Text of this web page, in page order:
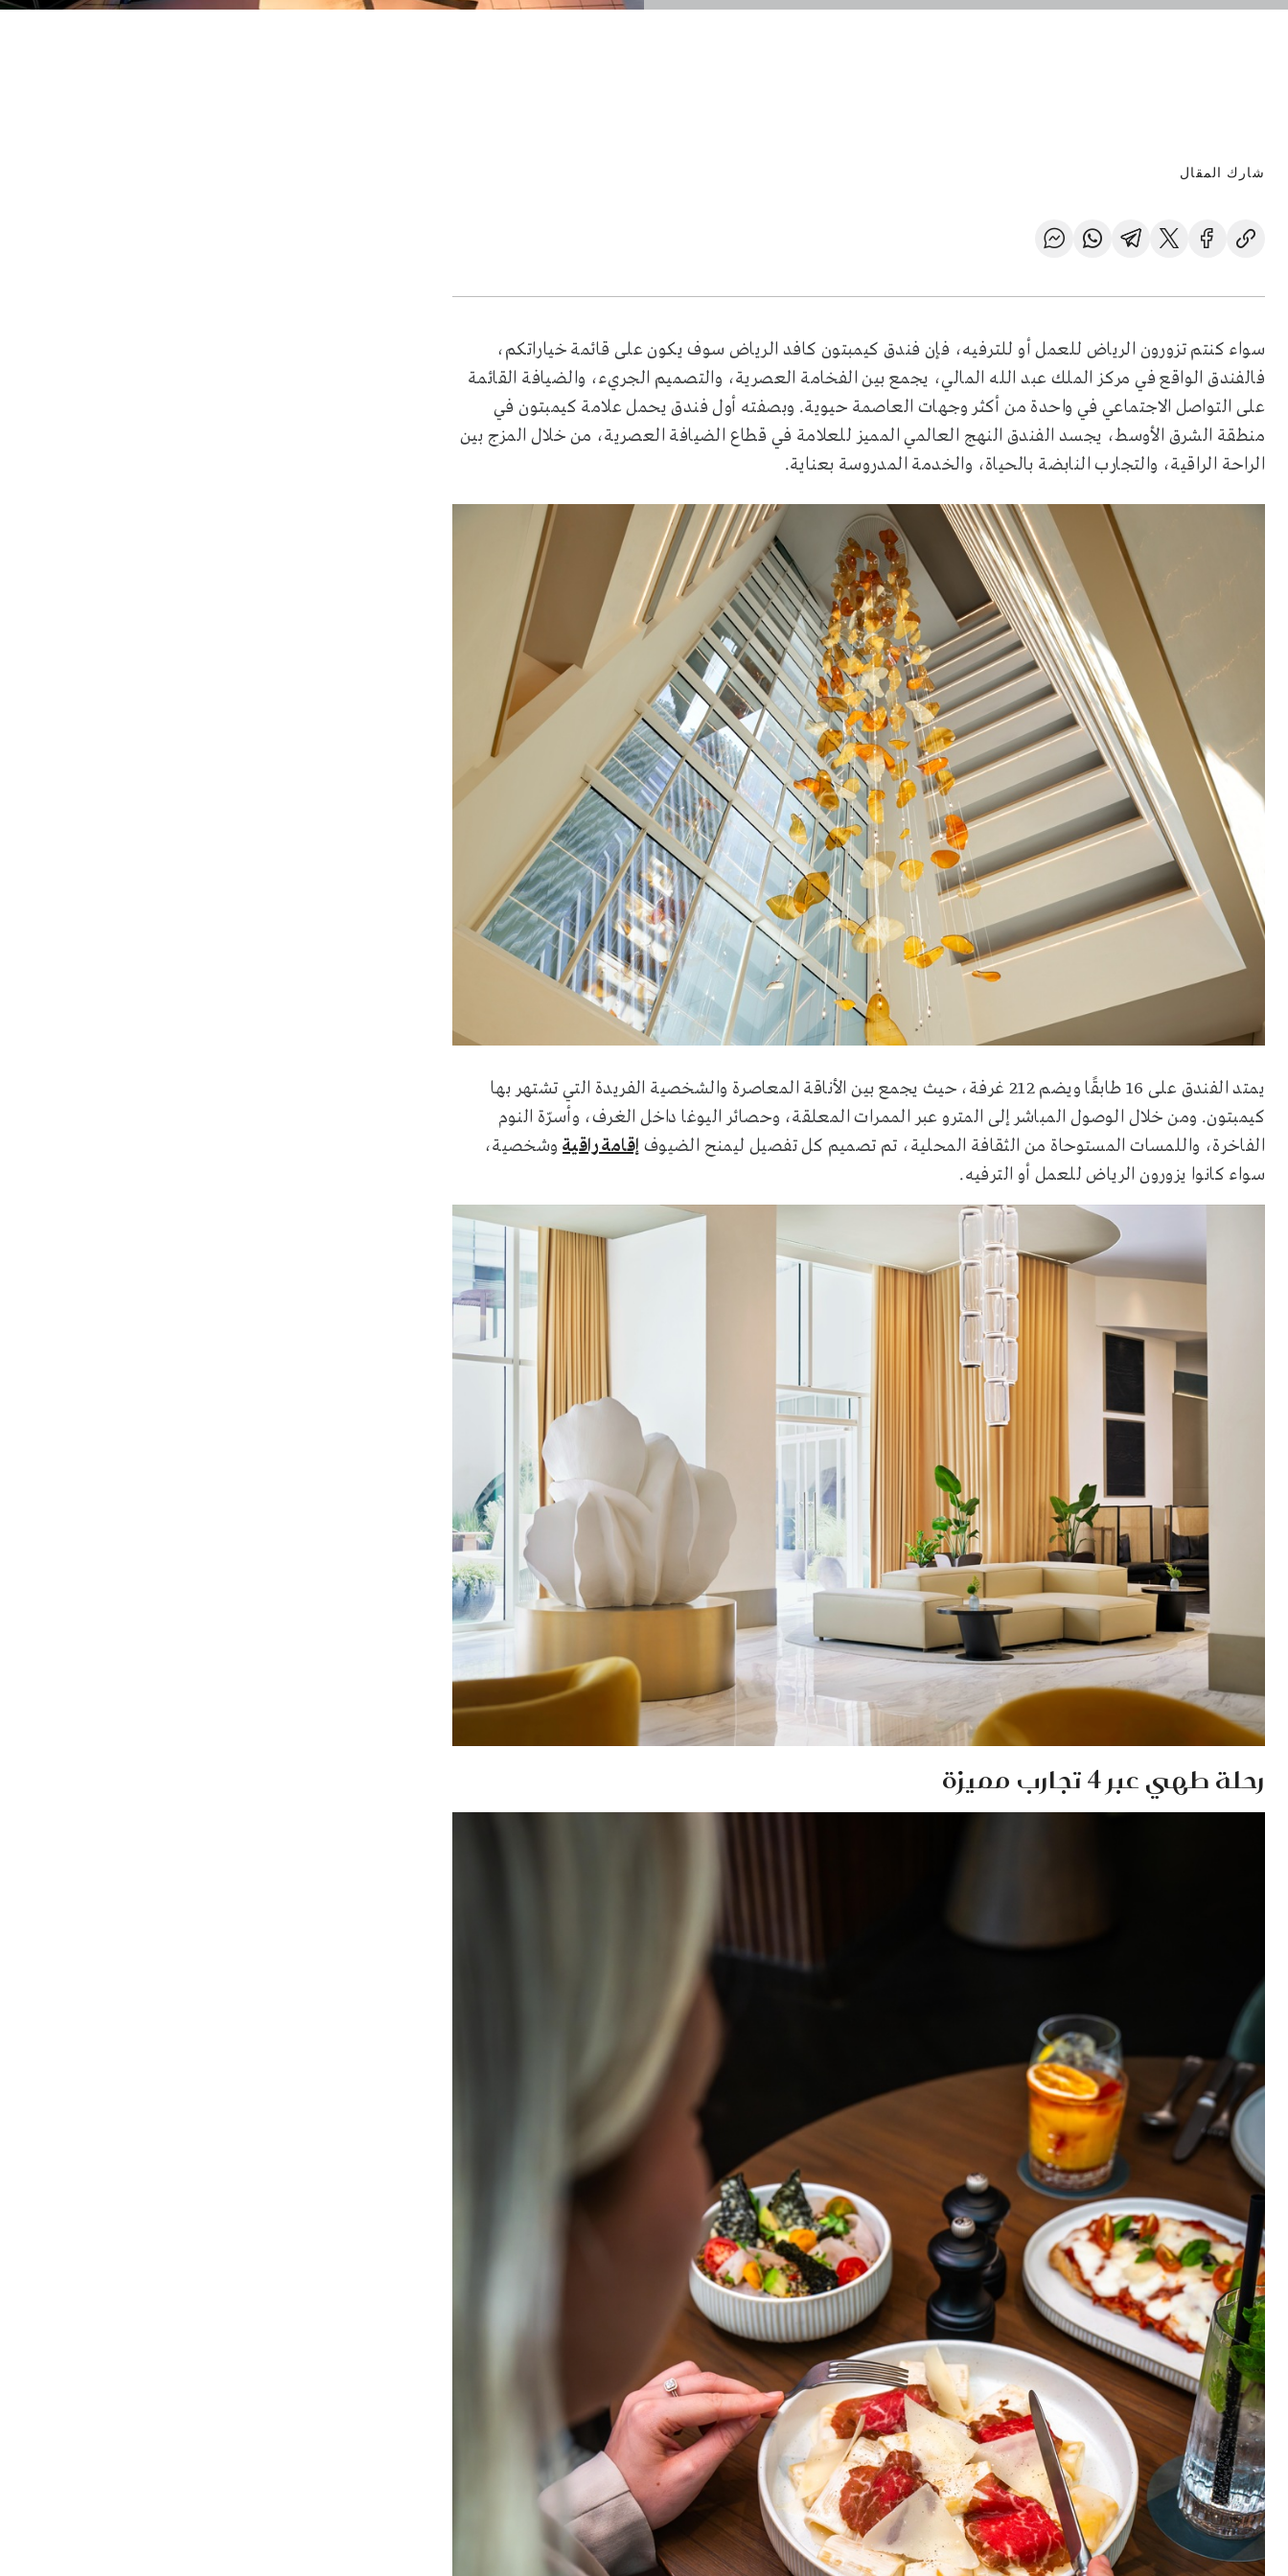
شارك المقال
سواء كنتم تزورون الرياض للعمل أو للترفيه، فإن فندق كيمبتون كافد الرياض سوف يكون على قائمة خياراتكم،
فالفندق الواقع في مركز الملك عبد الله المالي، يجمع بين الفخامة العصرية، والتصميم الجريء، والضيافة القائمة
على التواصل الاجتماعي في واحدة من أكثر وجهات العاصمة حيوية. وبصفته أول فندق يحمل علامة كيمبتون في
منطقة الشرق الأوسط، يجسد الفندق النهج العالمي المميز للعلامة في قطاع الضيافة العصرية، من خلال المزج بين
الراحة الراقية، والتجارب النابضة بالحياة، والخدمة المدروسة بعناية.
يمتد الفندق على 16 طابقًا ويضم 212 غرفة، حيث يجمع بين الأناقة المعاصرة والشخصية الفريدة التي تشتهر بها
كيمبتون. ومن خلال الوصول المباشر إلى المترو عبر الممرات المعلقة، وحصائر اليوغا داخل الغرف، وأسرّة النوم
الفاخرة، واللمسات المستوحاة من الثقافة المحلية، تم تصميم كل تفصيل ليمنح الضيوف إقامة راقية وشخصية،
سواء كانوا يزورون الرياض للعمل أو الترفيه.
رحلة طهي عبر 4 تجارب مميزة